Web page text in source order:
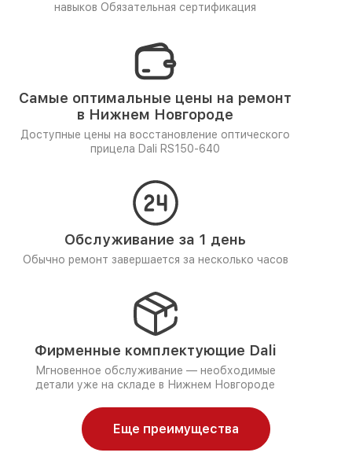
навыков Обязательная сертификация
Самые оптимальные цены на ремонт
в Нижнем Новгороде
Доступные цены на восстановление оптического
прицела Dali RS150-640
Обслуживание за 1 день
Обычно ремонт завершается за несколько часов
Фирменные комплектующие Dali
Мгновенное обслуживание — необходимые
детали уже на складе в Нижнем Новгороде
Еще преимущества